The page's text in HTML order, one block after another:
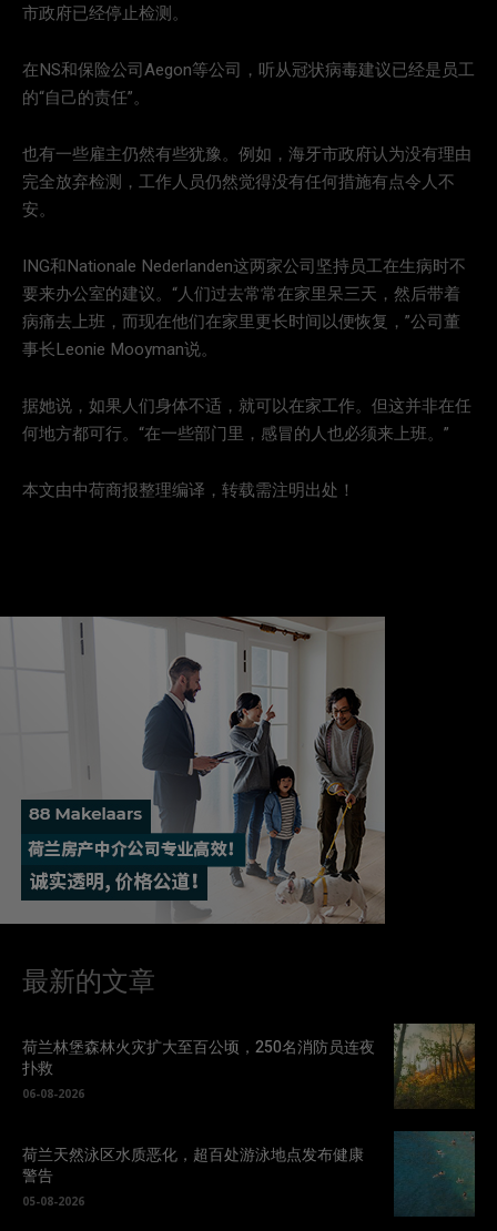
市政府已经停止检测。
在NS和保险公司Aegon等公司，听从冠状病毒建议已经是员工
的“自己的责任”。
也有一些雇主仍然有些犹豫。例如，海牙市政府认为没有理由
完全放弃检测，工作人员仍然觉得没有任何措施有点令人不
安。
ING和Nationale Nederlanden这两家公司坚持员工在生病时不
要来办公室的建议。“人们过去常常在家里呆三天，然后带着
病痛去上班，而现在他们在家里更长时间以便恢复，”公司董
事长Leonie Mooyman说。
据她说，如果人们身体不适，就可以在家工作。但这并非在任
何地方都可行。“在一些部门里，感冒的人也必须来上班。”
本文由中荷商报整理编译，转载需注明出处！
最新的文章
荷兰林堡森林火灾扩大至百公顷，250名消防员连夜
扑救
06-08-2026
荷兰天然泳区水质恶化，超百处游泳地点发布健康
警告
05-08-2026